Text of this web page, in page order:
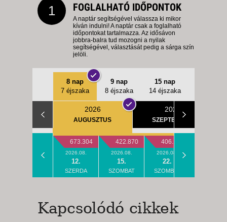
1 FOGLALHATÓ IDŐPONTOK
A naptár segítségével válassza ki mikor
kíván indulni! A naptár csak a foglalható
időpontokat tartalmazza. Az idősávon
jobbra-balra tud mozogni a nyilak
segítségével, választását pedig a sárga szín
jelöli.
8 nap
7 éjszaka
9 nap
8 éjszaka
15 nap
14 éjszaka
2026
AUGUSZTUS
2026
SZEPTEMBER
673.304
2026.08.
12.
SZERDA
422.870
2026.08.
15.
SZOMBAT
406.197
2026.08.
22.
SZOMBAT
Kapcsolódó cikkek